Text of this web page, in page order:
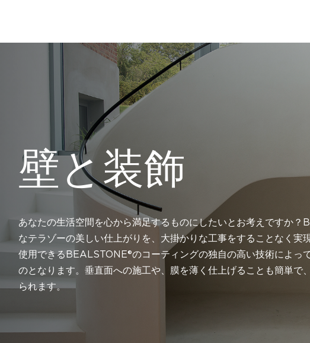
壁と装飾
あなたの生活空間を心から満足するものにしたいとお考えですか
なテラゾーの美しい仕上がりを、大掛かりな工事をすることなく実
使用できるBEALSTONE®のコーティングの独自の高い技術によっ
のとなります。垂直面への施工や、膜を薄く仕上げることも簡単で
られます。